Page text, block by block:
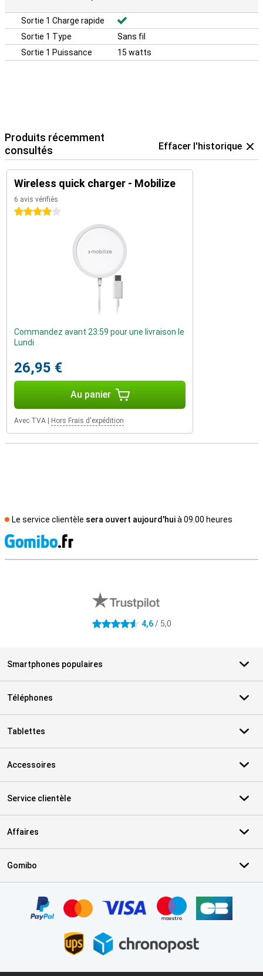
Sortie 1 Charge rapide
Sortie 1 Type
Sans fil
Sortie 1 Puissance
15 watts
Produits récemment
consultés
Effacer l'historique
Wireless quick charger - Mobilize
6 avis vérifiés
4 étoiles
Commandez avant 23:59 pour une livraison le
Lundi
26,95 €
Au panier
Avec TVA Hors Frais d'expédition
Le service clientèle sera ouvert aujourd'huià 09.00 heures
4.6 étoiles 4,6/ 5,0
Smartphones populaires
Téléphones
Tablettes
Accessoires
Service clientèle
Affaires
Gomibo